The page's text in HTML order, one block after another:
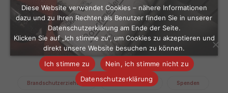
Brandschutzerziehung Kinderfeuerwehr Spenden
Diese Website verwendet Cookies – nähere Informationen
dazu und zu Ihren Rechten als Benutzer finden Sie in unserer
Datenschutzerklärung am Ende der Seite.
Klicken Sie auf „Ich stimme zu“, um Cookies zu akzeptieren und
direkt unsere Website besuchen zu können.
Ich stimme zu
Nein, ich stimme nicht zu
Datenschutzerklärung